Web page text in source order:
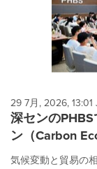
29 7月, 2026, 13:01
深センの
ン（Carbon
気候変動と貿易の